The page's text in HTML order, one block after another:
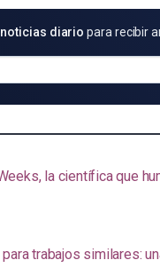
diario para recibir
la científica que
trabajos similares: